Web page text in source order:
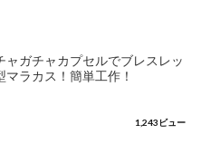
ャガチャカプセルでブレスレッ
マラカス！簡単工作！
1,243ビュー